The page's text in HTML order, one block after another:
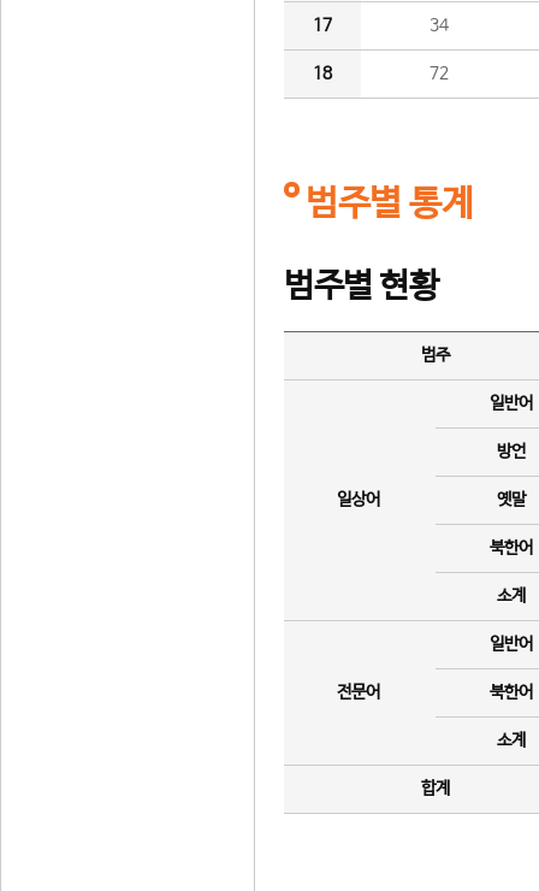
17 34
18 72
범주별 통계
범주별 현황
범주
일상어
일반어
방언
옛말
북한어
소계
전문어
일반어
북한어
소계
합계